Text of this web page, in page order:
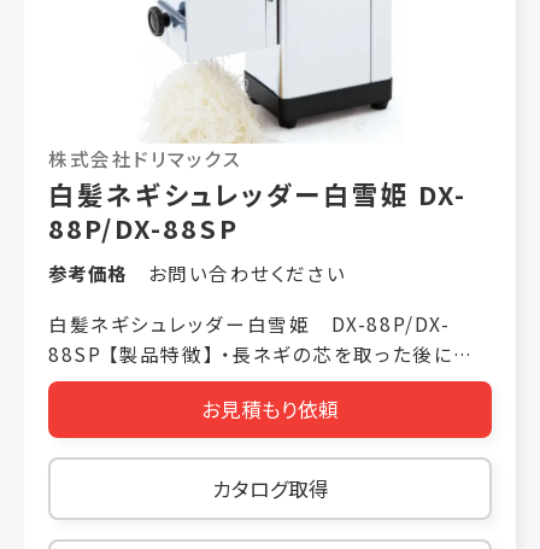
4.0mm 各 税抜き￥17,000
株式会社ドリマックス
白髪ネギシュレッダー白雪姫 DX-
88P/DX-88SP
参考価格
お問い合わせください
白髪ネギシュレッダー白雪姫 DX-88P/DX-
88SP 【製品特徴】 ・長ネギの芯を取った後に投
入 ・和洋中の様々なメニューを美しく演出 ・
1.5mm 幅、2.5mm 幅を選べます（DX-88SP の
み1mm も可能） 【製品仕様】 ・価格 DX-
88P（1.5mm、2.5mm）税抜き ￥178,000 DX-
88SP（1.0mm） 税抜き ￥250,000 DX-
88SP（1.5mm、2.5mm） 税抜き ￥220,000 ・機
お見積もり依頼
カタログ取得